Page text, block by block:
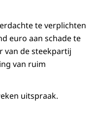
te verplichten
euro aan schade te
van de steekpartij
van ruim
uitspraak.